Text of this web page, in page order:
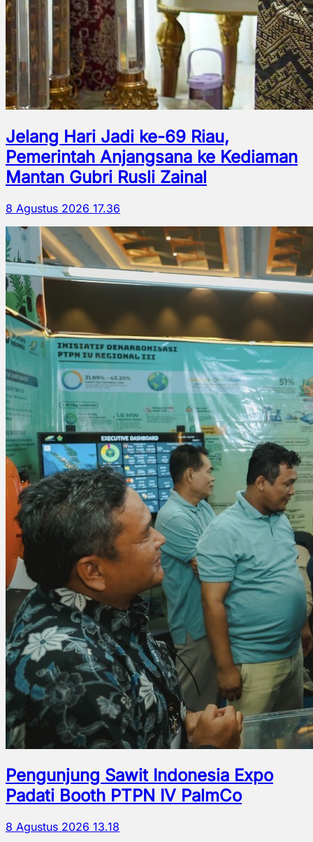
Jelang Hari Jadi ke-69 Riau,
Pemerintah Anjangsana ke Kediaman
Mantan Gubri Rusli Zainal
8 Agustus 2026 17.36
Pengunjung Sawit Indonesia Expo
Padati Booth PTPN IV PalmCo
8 Agustus 2026 13.18